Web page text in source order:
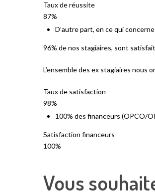
Taux de réussite
87%
D’autre part, en ce qui
96% de nos stagiaires, sont
L’ensemble des ex stagiaires nous
Taux de satisfaction
98%
100% des financeurs (OPCO/
Satisfaction financeurs
100%
Vous